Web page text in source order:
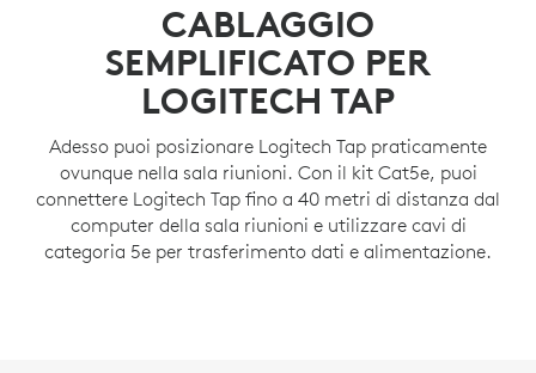
CABLAGGIO
SEMPLIFICATO PER
LOGITECH TAP
Adesso puoi posizionare Logitech Tap praticamente
ovunque nella sala riunioni. Con il kit Cat5e, puoi
connettere Logitech Tap fino a 40 metri di distanza dal
computer della sala riunioni e utilizzare cavi di
categoria 5e per trasferimento dati e alimentazione.